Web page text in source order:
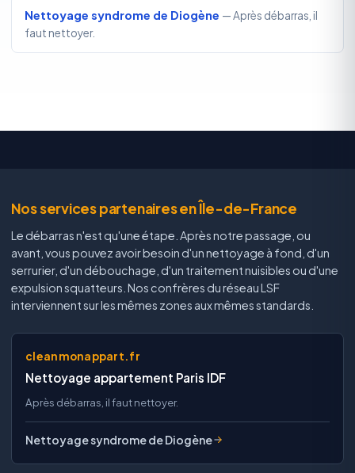
Nettoyage syndrome de Diogène — Après débarras, il
faut nettoyer.
Nos services partenaires en Île-de-France
Le débarras n'est qu'une étape. Après notre passage, ou
avant, vous pouvez avoir besoin d'un nettoyage à fond, d'un
serrurier, d'un débouchage, d'un traitement nuisibles ou d'une
expulsion squatteurs. Nos confrères du réseau LSF
interviennent sur les mêmes zones aux mêmes standards.
cleanmonappart.fr
Nettoyage appartement Paris IDF
Après débarras, il faut nettoyer.
Nettoyage syndrome de Diogène